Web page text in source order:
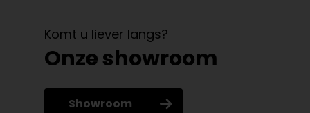
Komt u liever langs?
Onze showroom
Showroom